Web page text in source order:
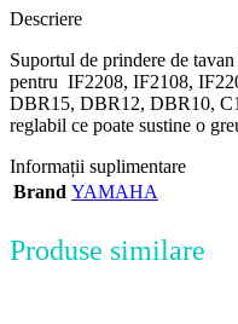
Descriere
Suportul de prindere de
pentru IF2208, IF2108,
DBR15, DBR12, DBR10,
reglabil ce poate sustine o
Informații suplimentare
Brand YAMAHA
Produse similare